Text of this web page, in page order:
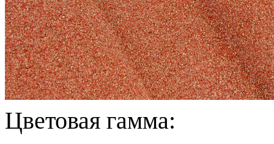
Цветовая гамма: